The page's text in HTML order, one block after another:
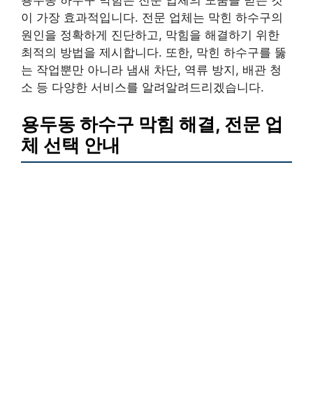
이 가장 효과적입니다. 전문 업체는 막힌 하수구의
원인을 정확하게 진단하고, 막힘을 해결하기 위한
최적의 방법을 제시합니다. 또한, 막힌 하수구를 뚫
는 작업뿐만 아니라 냄새 차단, 역류 방지, 배관 청
소 등 다양한 서비스를 알려알려드리겠습니다.
용두동 하수구 막힘 해결, 전문 업
체 선택 안내